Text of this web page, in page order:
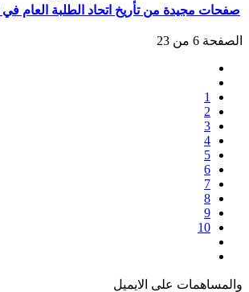
صفحات مجيدة من تأريخ اتحاد الطلبة العام في
الصفحة 6 من 23
1
2
3
4
5
6
7
8
9
10
والمساهمات علی الایمیل